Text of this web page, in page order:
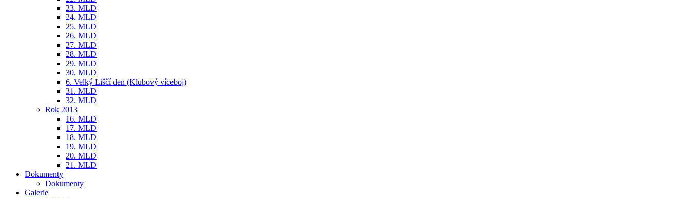
23. MLD
24. MLD
25. MLD
26. MLD
27. MLD
28. MLD
29. MLD
30. MLD
6. Velký Liščí den (Klubový víceboj)
31. MLD
32. MLD
Rok 2013
16. MLD
17. MLD
18. MLD
19. MLD
20. MLD
21. MLD
Dokumenty
Dokumenty
Galerie